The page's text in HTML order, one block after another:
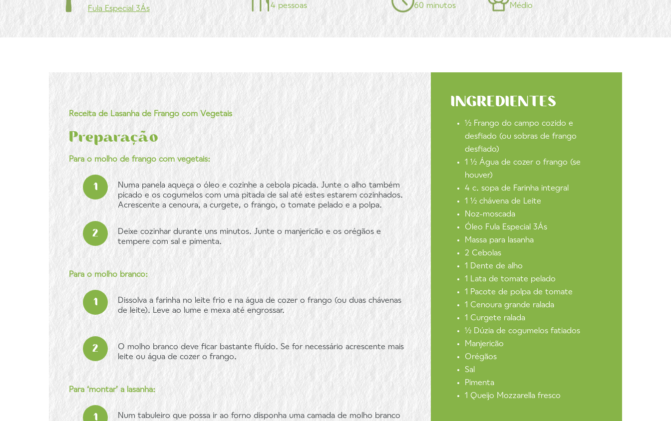
FulaEspecial 3Ás 4 pessoas 60 minutos Médio
Receita de Lasanha de Frango com Vegetais
Preparação
Para o molho de frango com vegetais:
Numa panela aqueça o óleo e cozinhe a cebola picada. Junte o alho também
picado e os cogumelos com uma pitada de sal até estes estarem cozinhados.
Acrescente a cenoura, a curgete, o frango, o tomate pelado e a polpa.
Deixe cozinhar durante uns minutos. Junte o manjericão e os orégãos e
tempere com sal e pimenta.
Para o molho branco:
Dissolva a farinha no leite frio e na água de cozer o frango (ou duas chávenas
de leite). Leve ao lume e mexa até engrossar.
O molho branco deve ficar bastante fluído. Se for necessário acrescente mais
leite ou água de cozer o frango.
Para ‘montar’ a lasanha:
Num tabuleiro que possa ir ao forno disponha uma camada de molho branco
INGREDIENTES
½ Frango do campo cozido e
desfiado (ou sobras de frango
desfiado)
1 ½ Água de cozer o frango (se
houver)
4 c. sopa de Farinha integral
1 ½ chávena de Leite
Noz-moscada
Óleo Fula Especial 3Ás
Massa para lasanha
2 Cebolas
1 Dente de alho
1 Lata de tomate pelado
1 Pacote de polpa de tomate
1 Cenoura grande ralada
1 Curgete ralada
½ Dúzia de cogumelos fatiados
Manjericão
Orégãos
Sal
Pimenta
1 Queijo Mozzarella fresco